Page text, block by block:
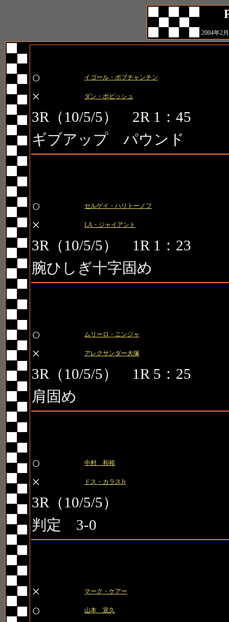
2004年2
○
イゴール・ボブチャンチン
× ダン・ボビッシュ
3R（10/5/5） 2R 1：45
ギブアップ パウンド
○
セルゲイ・ハリトーノフ
× LA・ジャイアント
3R（10/5/5） 1R 1：23
腕ひしぎ十字固め
○
ムリーロ・ニンジャ
× アレクサンダー大塚
3R（10/5/5） 1R 5：25
肩固め
○
中村 和裕
× ドス・カラスJr
3R（10/5/5）
判定 3-0
×
マーク・ケアー
○ 山本 宣久